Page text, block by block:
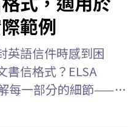
範例
英語信件時感到困
書信格式？ELSA
每一部分的細節——從
信件結尾的簽名格